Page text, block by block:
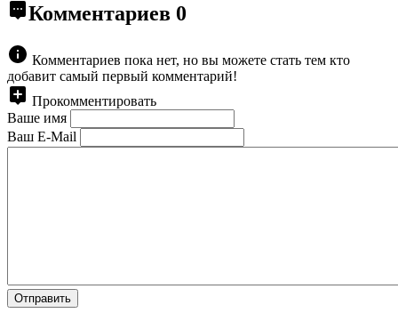
Комментариев 0
Комментариев пока нет, но вы можете стать тем кто
добавит самый первый комментарий!
Прокомментировать
Ваше имя
Ваш E-Mail
Отправить